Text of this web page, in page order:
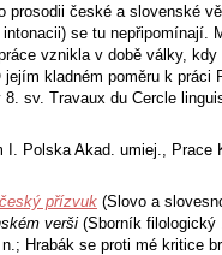
prosodii české a slovenské
se tu nepřipomínají.
vznikla v době války, kdy
kladném poměru k práci
sv. Travaux du Cercle
I. Polska Akad. umiej., Prace
přízvuk (Slovo a
verši (Sborník filologický
Hrabák se proti mé kritice